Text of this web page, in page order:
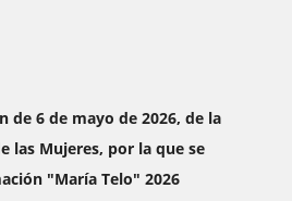
de 6 de mayo de 2026, de la
las Mujeres, por la que se
"María Telo" 2026